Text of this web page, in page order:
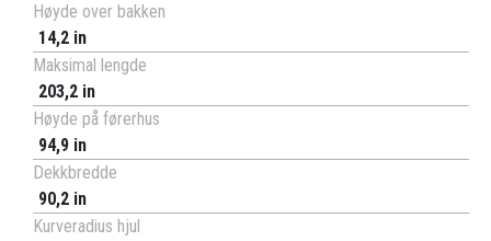
Høyde over bakken
14,2 in
Maksimal lengde
203,2 in
Høyde på førerhus
94,9 in
Dekkbredde
90,2 in
Kurveradius hjul